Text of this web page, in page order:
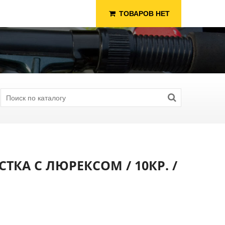
ТОВАРОВ НЕТ
С ЛЮРЕКСОМ / 10КР. /